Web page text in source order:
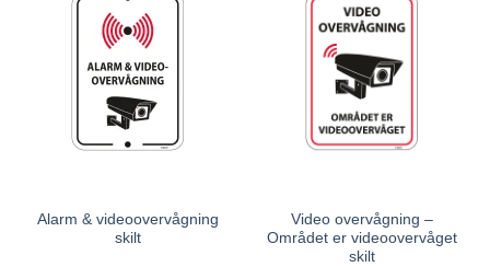
Alarm & videoovervågning
skilt
Video overvågning –
Området er videoovervåget
skilt